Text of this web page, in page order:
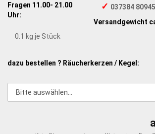
Fragen 11.00- 21.00
Uhr:
✓ 037384 80945
Versandgewicht
0.1 kg je Stück
dazu bestellen ? Räucherkerzen / Kegel: